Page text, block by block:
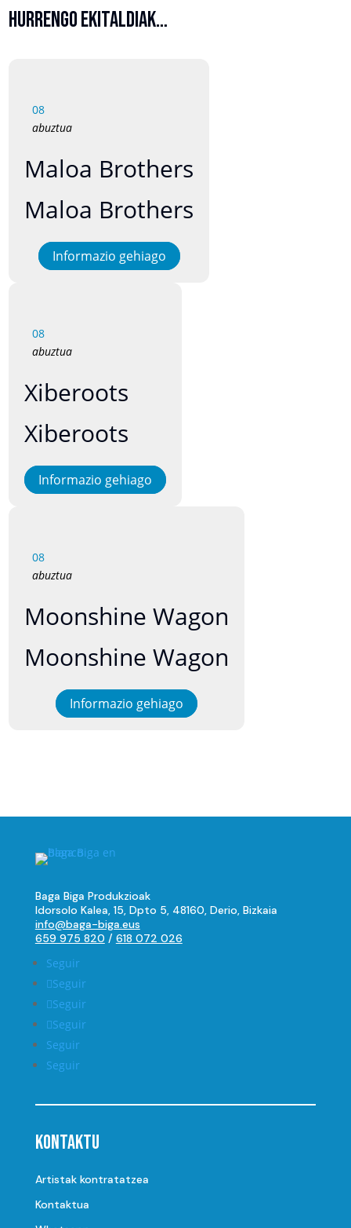
Hurrengo ekitaldiak…
08
abuztua
Maloa Brothers
Maloa Brothers
Informazio gehiago
08
abuztua
Xiberoots
Xiberoots
Informazio gehiago
08
abuztua
Moonshine Wagon
Moonshine Wagon
Informazio gehiago
Baga Biga Produkzioak
Idorsolo Kalea, 15, Dpto 5, 48160, Derio, Bizkaia
info@baga-biga.eus
659 975 820 / 618 072 026
Seguir
Seguir
Seguir
Seguir
Seguir
Seguir
Kontaktu
Artistak kontratatzea
Kontaktua